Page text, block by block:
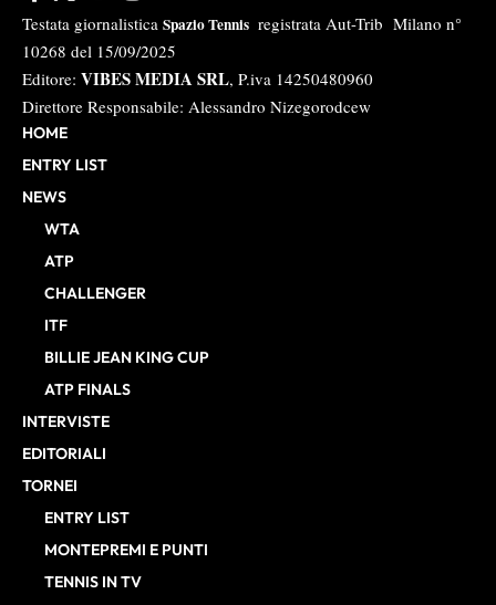
Testata giornalistica Spazio Tennis registrata Aut-Trib Milano n°
10268 del 15/09/2025
Editore: VIBES MEDIA SRL, P.iva 14250480960
Direttore Responsabile: Alessandro Nizegorodcew
HOME
ENTRY LIST
NEWS
WTA
ATP
CHALLENGER
ITF
BILLIE JEAN KING CUP
ATP FINALS
INTERVISTE
EDITORIALI
TORNEI
ENTRY LIST
MONTEPREMI E PUNTI
TENNIS IN TV